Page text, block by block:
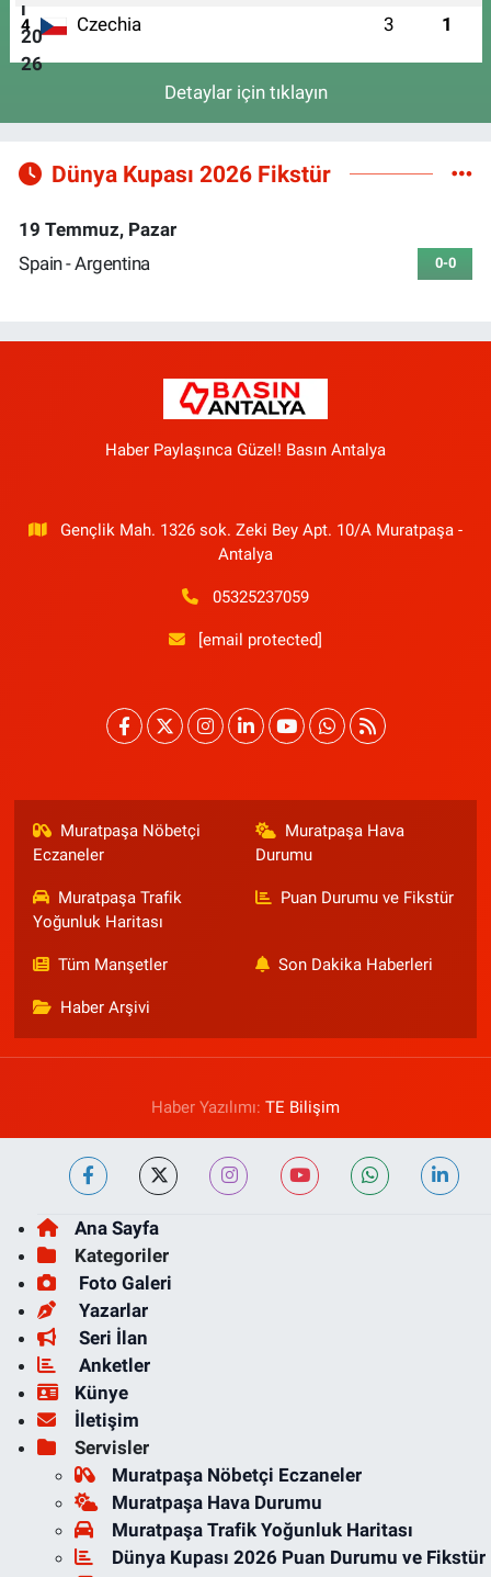
4 Czechia 3 1
Detaylar için tıklayın
Dünya Kupası 2026 Fikstür
19 Temmuz, Pazar
Spain - Argentina
0-0
Haber Paylaşınca Güzel! Basın Antalya
Gençlik Mah. 1326 sok. Zeki Bey Apt. 10/A Muratpaşa -
Antalya
05325237059
[email protected]
Muratpaşa Nöbetçi
Eczaneler
Muratpaşa Hava
Durumu
Muratpaşa Trafik
Yoğunluk Haritası
Puan Durumu ve Fikstür
Tüm Manşetler Son Dakika Haberleri
Haber Arşivi
Haber Yazılımı: TE Bilişim
Ana Sayfa
Kategoriler
Foto Galeri
Yazarlar
Seri İlan
Anketler
Künye
İletişim
Servisler
Muratpaşa Nöbetçi Eczaneler
Muratpaşa Hava Durumu
Muratpaşa Trafik Yoğunluk Haritası
Dünya Kupası 2026 Puan Durumu ve Fikstür